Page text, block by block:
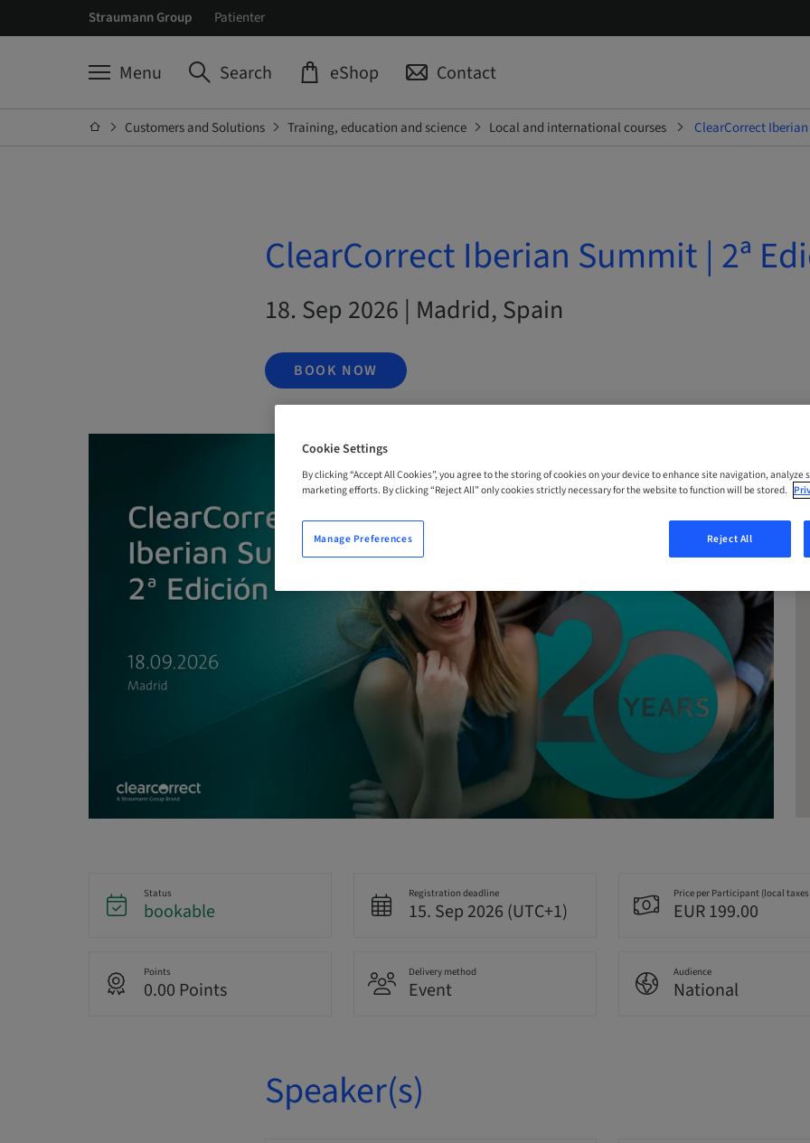
Straumann Group Patienter
Menu Search eShop Contact
Customers and Solutions Training, education and science Local and international courses ClearCorrect
ClearCorrect Iberian Summit | 2ª
18. Sep 2026 | Madrid, Spain
BOOK NOW
Status
bookable
Registration deadline
15. Sep 2026 (UTC+1)
Price per Participant (local
EUR 199.00
Points
0.00 Points
Delivery method
Event
Audience
National
Speaker(s)
Cookie Settings
By clicking “Accept All Cookies”, you agree to the storing of cookies on your device to enhance site navigation, analyze
marketing efforts. By clicking “Reject All” only cookies strictly necessary for the website to function will be stored.
Reject All
Manage Preferences